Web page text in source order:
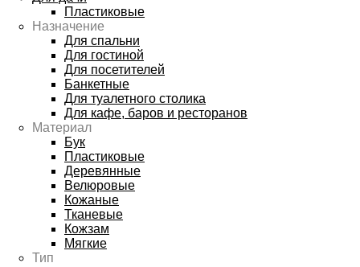
Пластиковые
Назначение
Для спальни
Для гостиной
Для посетителей
Банкетные
Для туалетного столика
Для кафе, баров и ресторанов
Материал
Бук
Пластиковые
Деревянные
Велюровые
Кожаные
Тканевые
Кожзам
Мягкие
Тип